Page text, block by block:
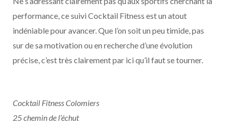
performance, ce suivi Cocktail Fitness est un atout
indéniable pour avancer. Que l’on soit un peu timide, pas
sur de sa motivation ou en recherche d’une évolution
précise, c’est très clairement par ici qu’il faut se tourner.
Cocktail Fitness Colomiers
25 chemin de l’échut